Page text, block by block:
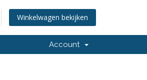
Winkelwagen bekijken
Account